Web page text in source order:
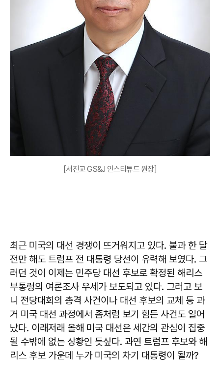
[서진교 GS&J 인스티튜드 원장]
최근 미국의 대선 경쟁이 뜨거워지고 있다. 불과 한 달
전만 해도 트럼프 전 대통령 당선이 유력해 보였다. 그
러던 것이 이제는 민주당 대선 후보로 확정된 해리스
부통령의 여론조사 우세가 보도되고 있다. 그러고 보
니 전당대회의 총격 사건이나 대선 후보의 교체 등 과
거 미국 대선 과정에서 좀처럼 보기 힘든 사건도 일어
났다. 이래저래 올해 미국 대선은 세간의 관심이 집중
될 수밖에 없는 상황인 듯싶다. 과연 트럼프 후보와 해
리스 후보 가운데 누가 미국의 차기 대통령이 될까?